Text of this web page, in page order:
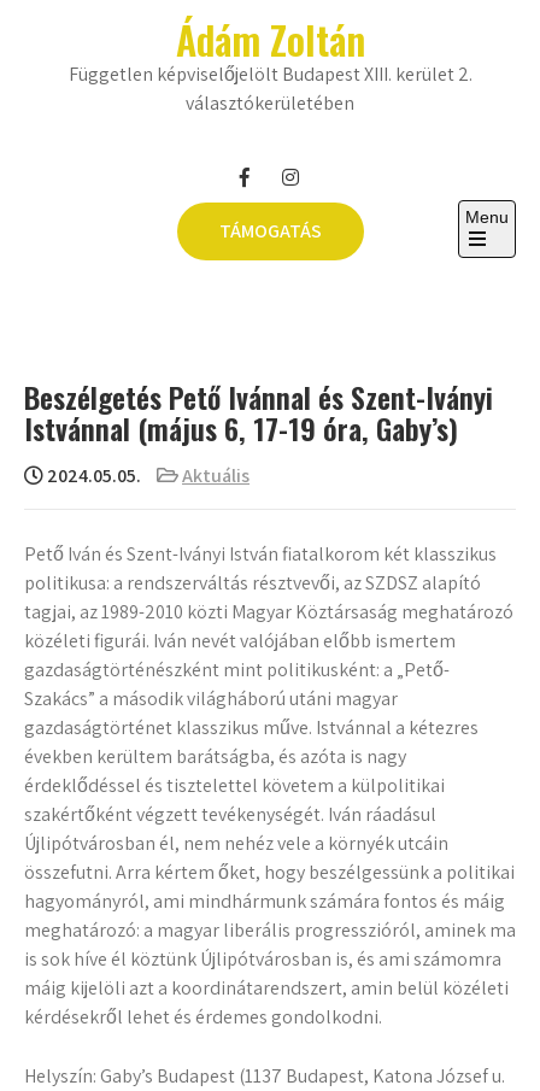
Ádám Zoltán
Független képviselőjelölt Budapest XIII. kerület 2.
választókerületében
TÁMOGATÁS
Menu
Open
Beszélgetés Pető Ivánnal és Szent-Iványi
Istvánnal (május 6, 17-19 óra, Gaby’s)
2024.05.05. Aktuális
Pető Iván és Szent-Iványi István fiatalkorom két klasszikus
politikusa: a rendszerváltás résztvevői, az SZDSZ alapító
tagjai, az 1989-2010 közti Magyar Köztársaság meghatározó
közéleti figurái. Iván nevét valójában előbb ismertem
gazdaságtörténészként mint politikusként: a „Pető-
Szakács” a második világháború utáni magyar
gazdaságtörténet klasszikus műve. Istvánnal a kétezres
években kerültem barátságba, és azóta is nagy
érdeklődéssel és tisztelettel követem a külpolitikai
szakértőként végzett tevékenységét. Iván ráadásul
Újlipótvárosban él, nem nehéz vele a környék utcáin
összefutni. Arra kértem őket, hogy beszélgessünk a politikai
hagyományról, ami mindhármunk számára fontos és máig
meghatározó: a magyar liberális progresszióról, aminek ma
is sok híve él köztünk Újlipótvárosban is, és ami számomra
máig kijelöli azt a koordinátarendszert, amin belül közéleti
kérdésekről lehet és érdemes gondolkodni.
Helyszín: Gaby’s Budapest (1137 Budapest, Katona József u.